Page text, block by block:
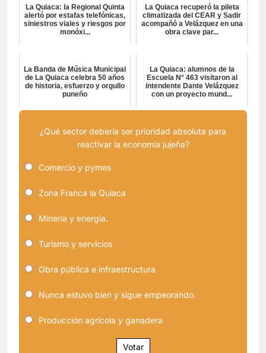
La Quiaca: la Regional Quinta
alertó por estafas telefónicas,
siniestros viales y riesgos por
monóxi...
La Quiaca recuperó la pileta
climatizada del CEAR y Sadir
acompañó a Velázquez en una
obra clave par...
La Banda de Música Municipal
de La Quiaca celebra 50 años
de historia, esfuerzo y orgullo
puneño
La Quiaca: alumnos de la
Escuela N° 463 visitaron al
intendente Dante Velázquez
con un proyecto mund...
¿Qué sector debería ser prioridad absoluta para
reactivar la economía jujeña?
Comercio y pymes
Zona Franca la Quiaca
Minería y energía.
Turismo y servicios
Obra pública e infraestructura
Nunca estuvo bien y sigue empeorando.
Producción agrícola y ganadera
Votar